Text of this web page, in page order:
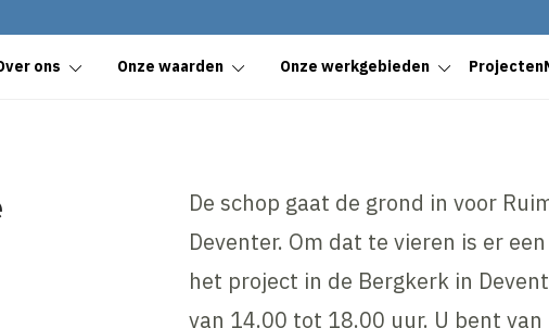
ons Onze waarden Onze werkgebieden Projecten
De schop gaat de grond in voor
Deventer. Om dat te vieren is er
het project in de Bergkerk in
van 14.00 tot 18.00 uur. U bent